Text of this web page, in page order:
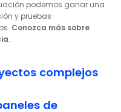
podemos ganar una
y pruebas
Conozca más sobre
.
complejos
de